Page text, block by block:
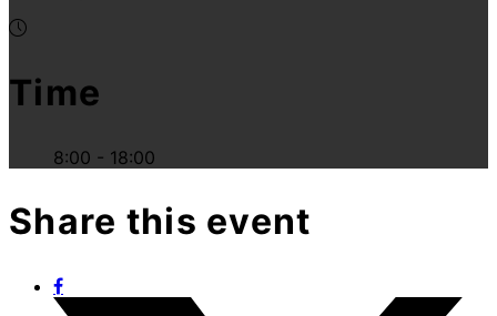
Time
8:00 - 18:00
Share this event